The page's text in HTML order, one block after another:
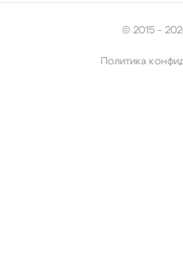
© 2015 -
Политика